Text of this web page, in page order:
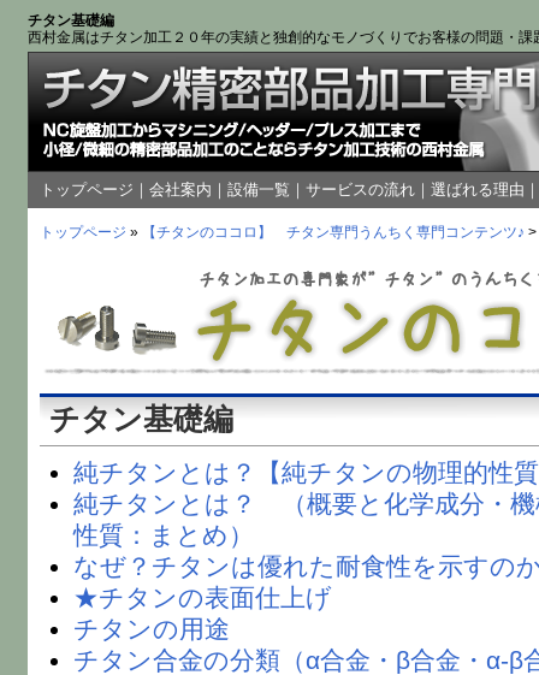
チタン基礎編
西村金属はチタン加工２０年の実績と独創的なモノづくりでお客様の問題・
トップページ ｜ 会社案内 ｜ 設備一覧 ｜ サービスの流れ｜ 選ばれる理由 ｜
トップページ » 【チタンのココロ】 チタン専門うんちく専門コンテンツ♪ >
チタン基礎編
純チタンとは？【純チタンの物理的性
純チタンとは？ （概要と化学成分・機
性質：まとめ）
なぜ？チタンは優れた耐食性を示すの
★チタンの表面仕上げ
チタンの用途
チタン合金の分類（α合金・β合金・α-β